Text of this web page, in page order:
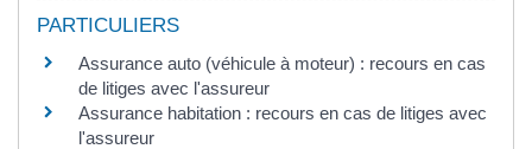
PARTICULIERS
Assurance auto (véhicule à moteur) : recours en cas
de litiges avec l'assureur
Assurance habitation : recours en cas de litiges avec
l'assureur